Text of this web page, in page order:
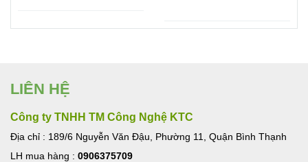
LIÊN HỆ
Công ty TNHH TM Công Nghệ KTC
Địa chỉ : 189/6 Nguyễn Văn Đậu, Phường 11, Quận Bình Thạnh
LH mua hàng : 0906375709